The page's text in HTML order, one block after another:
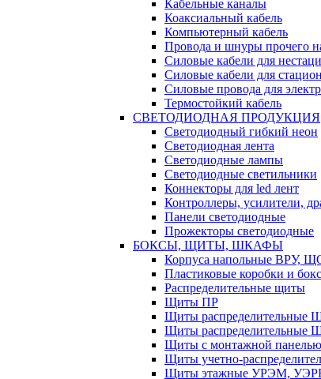
Кабельные каналы
Коаксиальный кабель
Компьютерный кабель
Провода и шнуры прочего
Силовые кабели для
Силовые кабели для
Силовые провода для
Термостойкий кабель
СВЕТОДИОДНАЯ ПРОДУКЦИЯ
Светодиодный гибкий неон
Светодиодная лента
Светодиодные лампы
Светодиодные светильники
Коннекторы для led лент
Контроллеры, усилители,
Панели светодиодные
Прожекторы светодиодные
БОКСЫ, ЩИТЫ, ШКАФЫ
Корпуса напольные ВРУ,
Пластиковые коробки и
Распределительные щиты
Щиты ПР
Щиты распределительные
Щиты распределительные
Щиты с монтажной
Щиты учетно-
Щиты этажные УРЭМ,